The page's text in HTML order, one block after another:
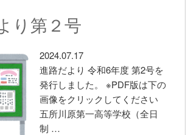
３
号”
の
り第２号
2024.07.17
進路だより 令和6年度 第2号を
発行しました。 ※PDF版は下の
画像をクリックしてください
五所川原第一高等学校（全日
制 …